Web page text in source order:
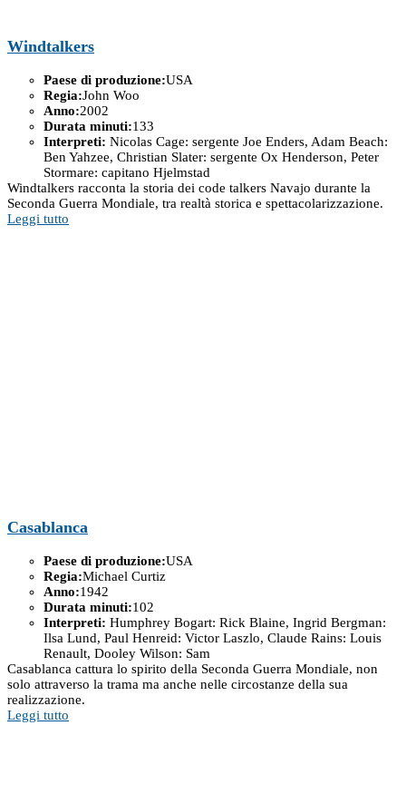
Windtalkers
Paese di produzione:USA
Regia:John Woo
Anno:2002
Durata minuti:133
Interpreti: Nicolas Cage: sergente Joe Enders, Adam Beach:
Ben Yahzee, Christian Slater: sergente Ox Henderson, Peter
Stormare: capitano Hjelmstad
Windtalkers racconta la storia dei code talkers Navajo durante la
Seconda Guerra Mondiale, tra realtà storica e spettacolarizzazione.
Leggi tutto
Casablanca
Paese di produzione:USA
Regia:Michael Curtiz
Anno:1942
Durata minuti:102
Interpreti: Humphrey Bogart: Rick Blaine, Ingrid Bergman:
Ilsa Lund, Paul Henreid: Victor Laszlo, Claude Rains: Louis
Renault, Dooley Wilson: Sam
Casablanca cattura lo spirito della Seconda Guerra Mondiale, non
solo attraverso la trama ma anche nelle circostanze della sua
realizzazione.
Leggi tutto